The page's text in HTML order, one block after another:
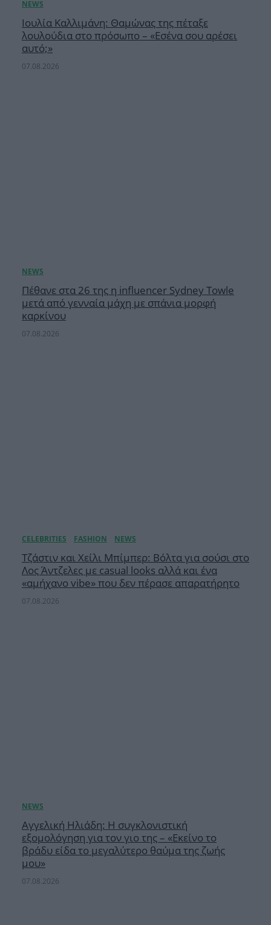
Ιουλία Καλλιμάνη: Θαμώνας της πέταξε
λουλούδια στο πρόσωπο – «Εσένα σου αρέσει
αυτό;»
07.08.2026
Πέθανε στα 26 της η influencer Sydney Towle
μετά από γενναία μάχη με σπάνια μορφή
καρκίνου
07.08.2026
Τζάστιν και Χείλι Μπίμπερ: Βόλτα για σούσι στο
Λος Άντζελες με casual looks αλλά και ένα
«αμήχανο vibe» που δεν πέρασε απαρατήρητο
07.08.2026
Αγγελική Ηλιάδη: Η συγκλονιστική
εξομολόγηση για τον γιο της – «Εκείνο το
βράδυ είδα το μεγαλύτερο θαύμα της ζωής
μου»
07.08.2026